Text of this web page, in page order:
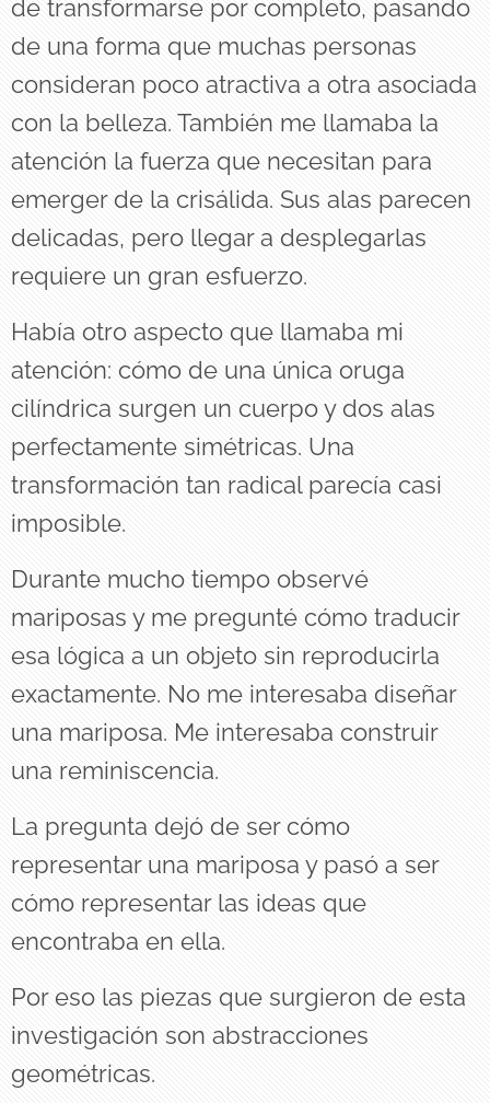
de transformarse por completo, pasando
de una forma que muchas personas
consideran poco atractiva a otra asociada
con la belleza. También me llamaba la
atención la fuerza que necesitan para
emerger de la crisálida. Sus alas parecen
delicadas, pero llegar a desplegarlas
requiere un gran esfuerzo.
Había otro aspecto que llamaba mi
atención: cómo de una única oruga
cilíndrica surgen un cuerpo y dos alas
perfectamente simétricas. Una
transformación tan radical parecía casi
imposible.
Durante mucho tiempo observé
mariposas y me pregunté cómo traducir
esa lógica a un objeto sin reproducirla
exactamente. No me interesaba diseñar
una mariposa. Me interesaba construir
una reminiscencia.
La pregunta dejó de ser cómo
representar una mariposa y pasó a ser
cómo representar las ideas que
encontraba en ella.
Por eso las piezas que surgieron de esta
investigación son abstracciones
geométricas.